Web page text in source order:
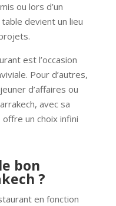
ou lors d’un
devient un lieu
est l’occasion
Pour d’autres,
d’affaires ou
avec sa
un choix infini
bon
?
en fonction